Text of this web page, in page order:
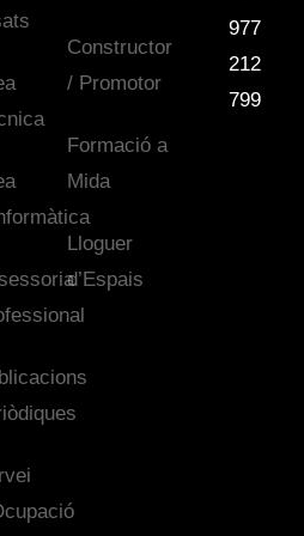
Constructor
/ Promotor
Formació a
Mida
Lloguer
d’Espais
977
212
799